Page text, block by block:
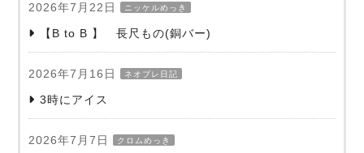
2026年7月22日 ニッケルめっき
【B to B 】 長尺もの(銅バー)
2026年7月16日 ネオプレ日記
3時にアイス
2026年7月7日 クロムめっき